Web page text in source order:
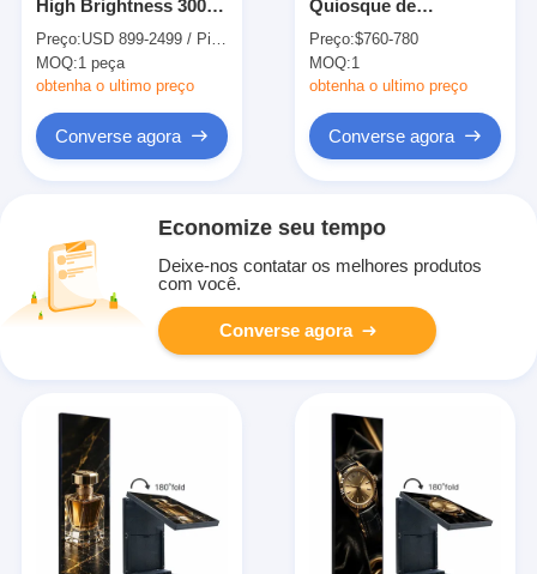
High Brightness 3000
Showcase Digital
Signage Display
Screen for Retail Shop
Preço:USD 899-2499 / Piece
MOQ:1 peça
obtenha o ultimo preço
Converse agora
Quiosque de
autoatendimento com
toque capacitivo de 10
pontos e
modulares
Preço:$760-780
MOQ:1
obtenha o ultimo preço
Converse agora
Economize seu tempo
Deixe-nos contatar os melhores produtos
com você.
Converse agora